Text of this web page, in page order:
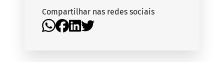
Compartilhar nas redes sociais